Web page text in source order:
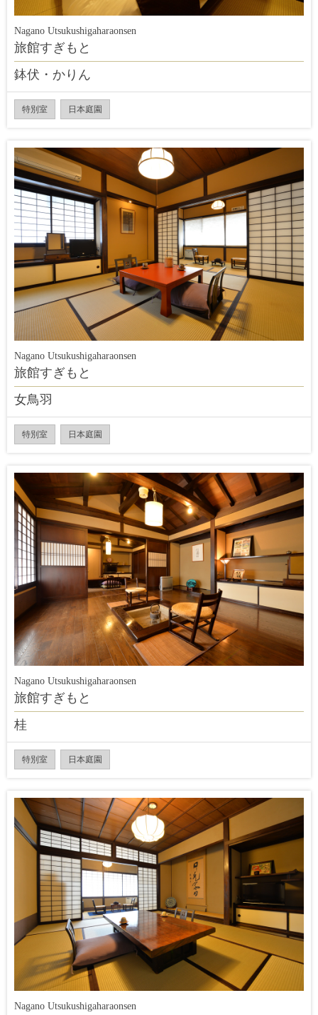
Nagano Utsukushigaharaonsen
旅館すぎもと
鉢伏・かりん
特別室 日本庭園
Nagano Utsukushigaharaonsen
旅館すぎもと
女鳥羽
特別室 日本庭園
Nagano Utsukushigaharaonsen
旅館すぎもと
桂
特別室 日本庭園
Nagano Utsukushigaharaonsen